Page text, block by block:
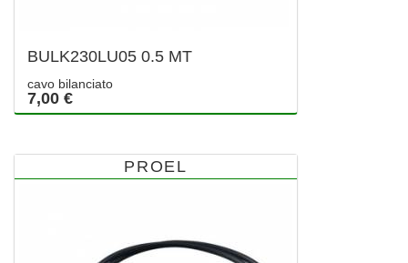
BULK230LU05 0.5 MT
cavo bilanciato
7,00 €
PROEL